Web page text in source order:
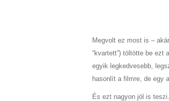
Megvolt ez most is –
“kvartett”) töltötte be ezt
egyik legkedvesebb,
hasonlít a filmre, de egy
És ezt nagyon jól is